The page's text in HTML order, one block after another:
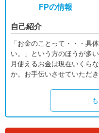
FPの情報
自己紹介
「お金のことって・・・具
い。」という方のほうが多
月使えるお金は現在いくら
か。お手伝いさせていただ